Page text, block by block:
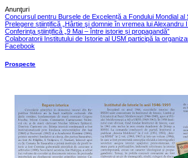
Anunţuri
Concursul pentru Bursele de Excelență a Fondului Mondial al
Prelegere științifică „Hârtie şi domnie în vremea lui Alexandru
Conferința științifică „9 Mai – între istorie și propagandă”
Colaboratorii Institutului de Istorie al USM participă la
Facebook
Prospecte